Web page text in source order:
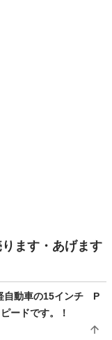
ます・あげます
動車の15インチ P
ードです。！